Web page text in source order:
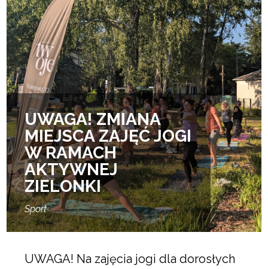
UWAGA! ZMIANA
MIEJSCA ZAJĘĆ JOGI
W RAMACH
AKTYWNEJ
ZIELONKI
Sport
UWAGA! Na zajęcia jogi dla dorosłych